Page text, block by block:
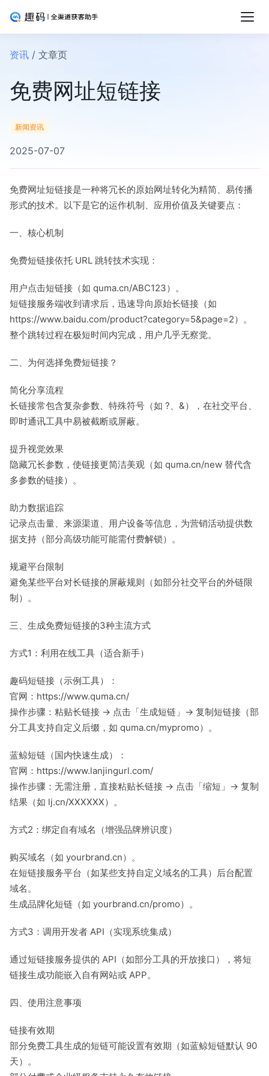
资讯 / 文章页
免费网址短链接
新闻资讯
2025-07-07
免费网址短链接是一种将冗长的原始网址转化为精简、易传播
形式的技术。以下是它的运作机制、应用价值及关键要点：
一、核心机制
免费短链接依托 URL 跳转技术实现：
用户点击短链接（如 quma.cn/ABC123）。
短链接服务端收到请求后，迅速导向原始长链接（如
https://www.baidu.com/product?category=5&page=2）。
整个跳转过程在极短时间内完成，用户几乎无察觉。
二、为何选择免费短链接？
简化分享流程
长链接常包含复杂参数、特殊符号（如 ?、&），在社交平台、
即时通讯工具中易被截断或屏蔽。
提升视觉效果
隐藏冗长参数，使链接更简洁美观（如 quma.cn/new 替代含
多参数的链接）。
助力数据追踪
记录点击量、来源渠道、用户设备等信息，为营销活动提供数
据支持（部分高级功能可能需付费解锁）。
规避平台限制
避免某些平台对长链接的屏蔽规则（如部分社交平台的外链限
制）。
三、生成免费短链接的3种主流方式
方式1：利用在线工具（适合新手）
趣码短链接（示例工具）：
官网：https://www.quma.cn/
操作步骤：粘贴长链接 → 点击「生成短链」→ 复制短链接（部
分工具支持自定义后缀，如 quma.cn/mypromo）。
蓝鲸短链（国内快速生成）：
官网：https://www.lanjingurl.com/
操作步骤：无需注册，直接粘贴长链接 → 点击「缩短」→ 复制
结果（如 lj.cn/XXXXXX）。
方式2：绑定自有域名（增强品牌辨识度）
购买域名（如 yourbrand.cn）。
在短链接服务平台（如某些支持自定义域名的工具）后台配置
域名。
生成品牌化短链（如 yourbrand.cn/promo）。
方式3：调用开发者 API（实现系统集成）
通过短链接服务提供的 API（如部分工具的开放接口），将短
链接生成功能嵌入自有网站或 APP。
四、使用注意事项
链接有效期
部分免费工具生成的短链可能设置有效期（如蓝鲸短链默认 90
天）。